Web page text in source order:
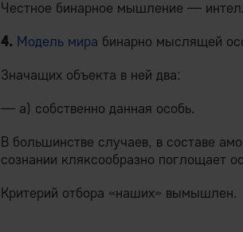
Честное бинарное мышление —
4. Модель мира бинарно мыслящей
Значащих объекта в ней два:
— а) собственно данная особь.
В большинстве случаев, в составе
сознании кляксообразно поглощает
Критерий отбора «наших» вымышлен.